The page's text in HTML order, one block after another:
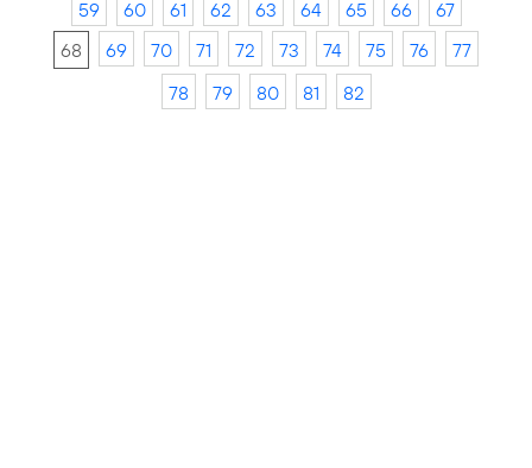
59
60 61 62 63 64 65 66
67
68
69 70 71 72 73 74 75 76
77
78
79 80 81 82